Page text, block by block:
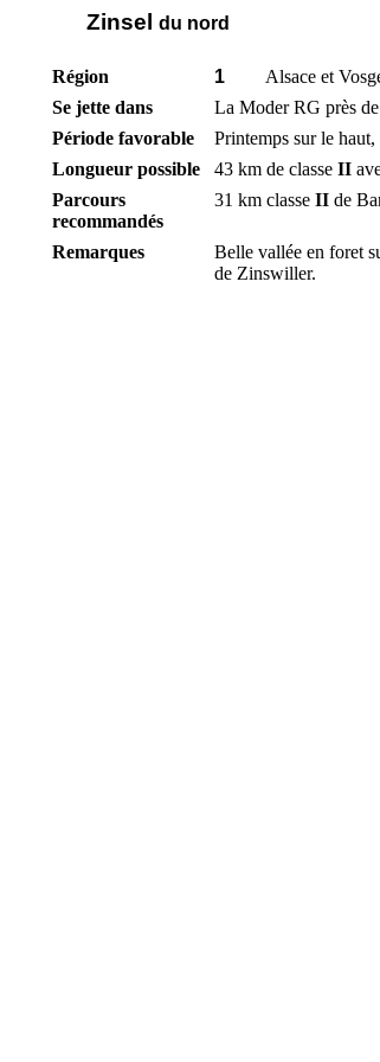
Zinsel du nord
Région 1 Alsace et
Se jette dans
La Moder RG près
Période favorable
Printemps sur le haut,
Longueur possible
43 km de classeII
Parcours
recommandés
31 km classeII de
Remarques Belle vallée en foret
de Zinswiller.